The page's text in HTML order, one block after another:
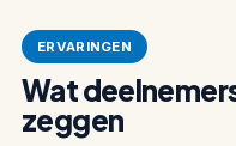
ERVARINGEN
Wat
zeggen